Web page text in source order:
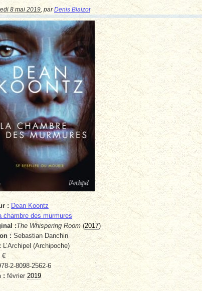
8 mai 2019 parDenis Blaizot
: Dean Koontz
chambre des murmures
:The Whispering Room (2017)
:Sebastian Danchin
L’Archipel (Archipoche)
€
2-8098-2562-6
: février 2019